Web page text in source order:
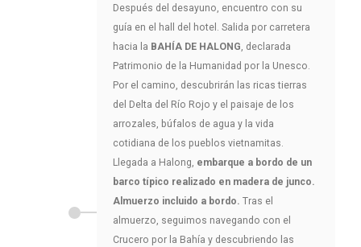
Después del desayuno, encuentro con su
guía en el hall del hotel. Salida por carretera
hacia la BAHÍA DE HALONG, declarada
Patrimonio de la Humanidad por la Unesco.
Por el camino, descubrirán las ricas tierras
del Delta del Río Rojo y el paisaje de los
arrozales, búfalos de agua y la vida
cotidiana de los pueblos vietnamitas.
Llegada a Halong, embarque a bordo de un
barco típico realizado en madera de junco.
Almuerzo incluido a bordo. Tras el
almuerzo, seguimos navegando con el
Crucero por la Bahía y descubriendo las